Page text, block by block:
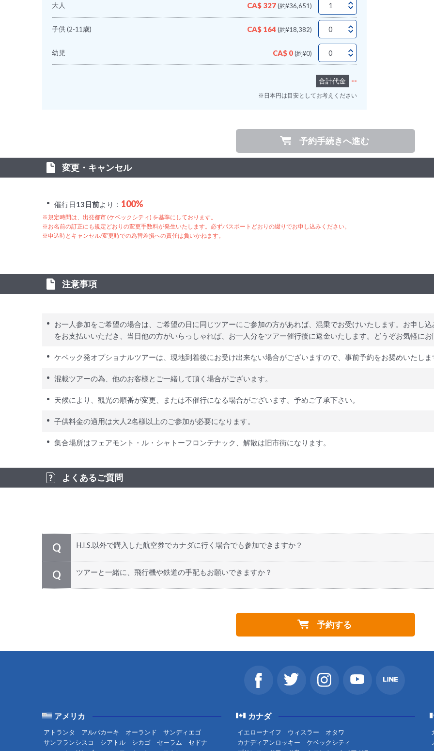
大人 CA$ 327(約¥36,651)
子供(2-11歳) CA$ 164 (約¥18,382)
幼児 CA$ 0(約¥0)
合計代金 --
※日本円は目安としてお考えください
予約手続きへ進む
変更・キャンセル
催行日13日前 より： 100%
※規定時間は、出発都市 (ケベックシティ) を基準にしております。
※お名前の訂正にも規定どおりの変更手数料が発生いたします。必ずパスポートどおりの綴りでお申し込みください。
※申込時とキャンセル/変更時での為替差損への責任は負いかねます。
注意事項
お一人参加をご希望の場合は、ご希望の日に同じツアーにご参加の方があれば、混乗でお受けいたします。お申し
をお支払いいただき、当日他の方がいらっしゃれば、お一人分をツアー催行後に返金いたします。どうぞお気軽に
ケベック発オプショナルツアーは、現地到着後にお受け出来ない場合がございますので、事前予約をお奨めいたしま
混載ツアーの為、他のお客様とご一緒して頂く場合がございます。
天候により、観光の順番が変更、または不催行になる場合がございます。予めご了承下さい。
子供料金の適用は大人2名様以上のご参加が必要になります。
集合場所はフェアモント・ル・シャトーフロンテナック、解散は旧市街になります。
よくあるご質問
Q H.I.S.以外で購入した航空券でカナダに行く場合でも参加できますか？
A どうぞご参加ください！ 個人旅行で来られる方、カナダなど海外にお住まいの方、どなたでもお申込みいた
Q ツアーと一緒に、飛行機や鉄道の手配もお願いできますか？
予約する
アメリカ
アトランタ アルバカーキ オーランド
サンディエゴ
サンフランシスコ
シアトル シカゴ セーラム
セドナ
カナダ
イエローナイフ ウィスラー
オタワ
カナディアンロッキー
ケベックシティ